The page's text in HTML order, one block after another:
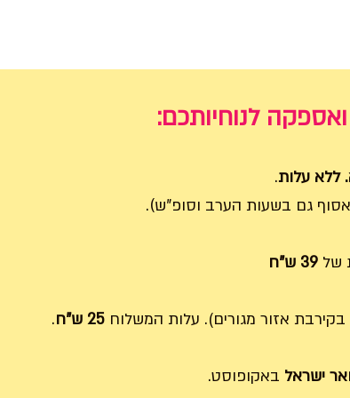
לנוחיותכם:
ללא עלות.
של39 ש"ח
בקירבת אזור מגורים). עלות המשלוח 25 ש"ח .
ישראל באקופוסט.